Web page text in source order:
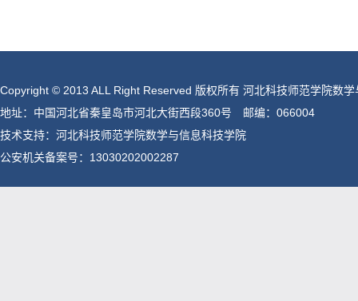
Copyright © 2013 ALL Right Reserved 版权所有 河北科技师范学院数学
地址：中国河北省秦皇岛市河北大街西段360号 邮编：066004
技术支持：河北科技师范学院数学与信息科技学院
公安机关备案号： 13030202002287